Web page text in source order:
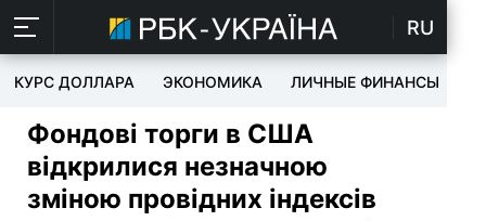
RU
КУРС ДОЛЛАРА ЭКОНОМИКА ЛИЧНЫЕ ФИНАНСЫ
Фондові торги в США
відкрилися незначною
зміною провідних індексів